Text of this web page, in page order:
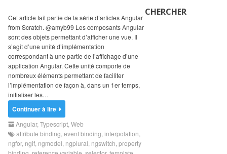
Cet article fait partie de la série d’articles Angular
from Scratch. @amyb99 Les composants Angular
sont des objets permettant d’afficher une vue. Il
s’agit d’une unité d’implémentation
correspondant à une partie de l’affichage d’une
application Angular. Cette unité comporte de
nombreux éléments permettant de faciliter
l’implémentation de façon à, dans un 1er temps,
initialiser les…
Continuer à lire
Angular, Typescript Web
attribute binding event binding interpolation
ngfor, ngif ngmodel ngplural ngswitch property
CHERCHER